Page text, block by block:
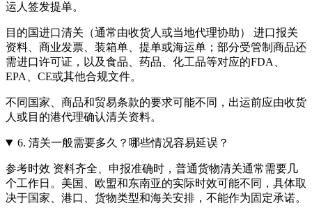
运人签发提单。
目的国进口清关（通常由收货人或当地代理协助） 进口报关
资料、商业发票、装箱单、提单或海运单；部分受管制商品还
需进口许可证，以及食品、药品、化工品等对应的FDA、
EPA、CE或其他合规文件。
不同国家、商品和贸易条款的要求可能不同，出运前应由收货
人或目的港代理确认清关资料。
6. 清关一般需要多久？哪些情况容易延误？
参考时效 资料齐全、申报准确时，普通货物清关通常需要几
个工作日。美国、欧盟和东南亚的实际时效可能不同，具体取
决于国家、港口、货物类型和海关安排，不能作为固定承诺。